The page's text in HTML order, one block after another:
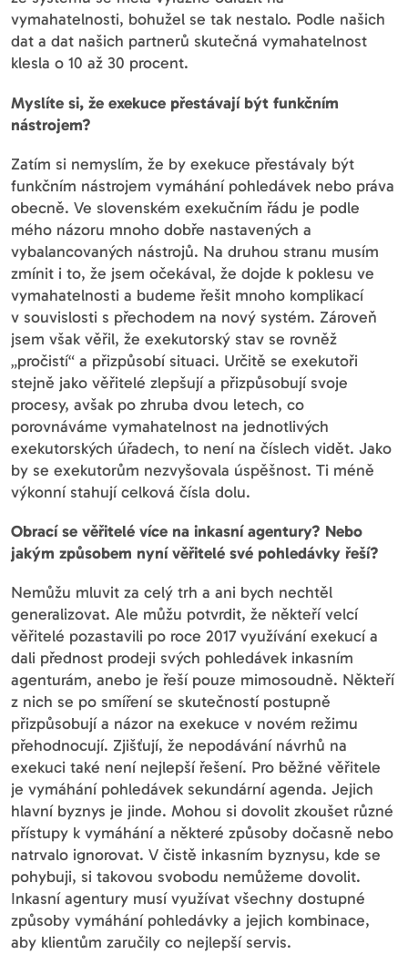
vymahatelnosti, bohužel se tak nestalo. Podle našich
dat a dat našich partnerů skutečná vymahatelnost
klesla o 10 až 30 procent.
Myslíte si, že exekuce přestávají být funkčním
nástrojem?
Zatím si nemyslím, že by exekuce přestávaly být
funkčním nástrojem vymáhání pohledávek nebo práva
obecně. Ve slovenském exekučním řádu je podle
mého názoru mnoho dobře nastavených a
vybalancovaných nástrojů. Na druhou stranu musím
zmínit i to, že jsem očekával, že dojde k poklesu ve
vymahatelnosti a budeme řešit mnoho komplikací
v souvislosti s přechodem na nový systém. Zároveň
jsem však věřil, že exekutorský stav se rovněž
„pročistí“ a přizpůsobí situaci. Určitě se exekutoři
stejně jako věřitelé zlepšují a přizpůsobují svoje
procesy, avšak po zhruba dvou letech, co
porovnáváme vymahatelnost na jednotlivých
exekutorských úřadech, to není na číslech vidět. Jako
by se exekutorům nezvyšovala úspěšnost. Ti méně
výkonní stahují celková čísla dolu.
Obrací se věřitelé více na inkasní agentury? Nebo
jakým způsobem nyní věřitelé své pohledávky řeší?
Nemůžu mluvit za celý trh a ani bych nechtěl
generalizovat. Ale můžu potvrdit, že někteří velcí
věřitelé pozastavili po roce 2017 využívání exekucí a
dali přednost prodeji svých pohledávek inkasním
agenturám, anebo je řeší pouze mimosoudně. Někteří
z nich se po smíření se skutečností postupně
přizpůsobují a názor na exekuce v novém režimu
přehodnocují. Zjišťují, že nepodávání návrhů na
exekuci také není nejlepší řešení. Pro běžné věřitele
je vymáhání pohledávek sekundární agenda. Jejich
hlavní byznys je jinde. Mohou si dovolit zkoušet různé
přístupy k vymáhání a některé způsoby dočasně nebo
natrvalo ignorovat. V čistě inkasním byznysu, kde se
pohybuji, si takovou svobodu nemůžeme dovolit.
Inkasní agentury musí využívat všechny dostupné
způsoby vymáhání pohledávky a jejich kombinace,
aby klientům zaručily co nejlepší servis.